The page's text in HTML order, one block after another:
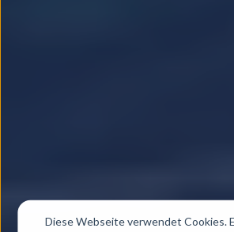
Diese Webseite verwendet Cookies.